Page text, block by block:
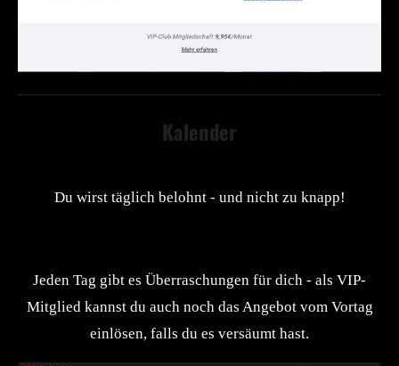
Kalender
Du wirst täglich belohnt - und nicht zu knapp!
Jeden Tag gibt es Überraschungen für dich - als VIP-
Mitglied kannst du auch noch das Angebot vom Vortag
einlösen, falls du es versäumt hast.